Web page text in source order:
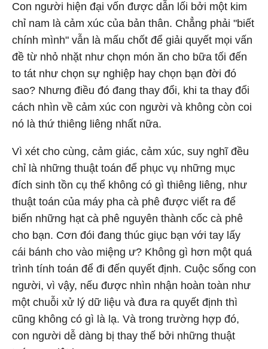
Con người hiện đại vốn được dẫn lối bởi một kim
chỉ nam là cảm xúc của bản thân. Chẳng phải "biết
chính mình" vẫn là mấu chốt để giải quyết mọi vấn
đề từ nhỏ nhặt như chọn món ăn cho bữa tối đến
to tát như chọn sự nghiệp hay chọn bạn đời đó
sao? Nhưng điều đó đang thay đổi, khi ta thay đổi
cách nhìn về cảm xúc con người và không còn coi
nó là thứ thiêng liêng nhất nữa.
Vì xét cho cùng, cảm giác, cảm xúc, suy nghĩ đều
chỉ là những thuật toán để phục vụ những mục
đích sinh tồn cụ thể không có gì thiêng liêng, như
thuật toán của máy pha cà phê được viết ra để
biến những hạt cà phê nguyên thành cốc cà phê
cho bạn. Cơn đói đang thúc giục bạn với tay lấy
cái bánh cho vào miệng ư? Không gì hơn một quá
trình tính toán để đi đến quyết định. Cuộc sống con
người, vì vậy, nếu được nhìn nhận hoàn toàn như
một chuỗi xử lý dữ liệu và đưa ra quyết định thì
cũng không có gì là lạ. Và trong trường hợp đó,
con người dễ dàng bị thay thế bởi những thuật